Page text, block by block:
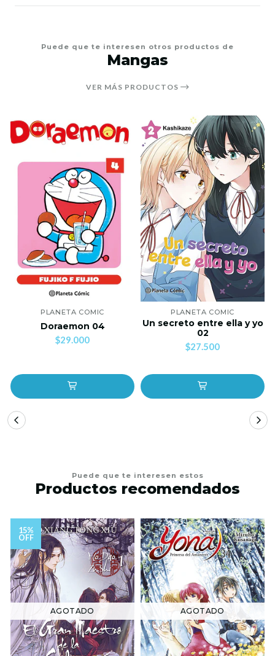
Puede que te interesen otros productos de
Mangas
VER MÁS PRODUCTOS
PLANETA COMIC
Doraemon 04
$29.000
PLANETA COMIC
Un secreto entre ella y yo
02
$27.500
Puede que te interesen estos
Productos recomendados
15%
OFF
AGOTADO AGOTADO